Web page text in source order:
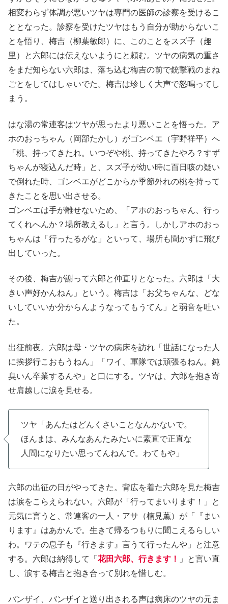
相変わらず体調が悪いツヤは専門の医師の診察を受けるこ
ととなった。診察を受けたツヤはもう自分が助からないこ
とを悟り、梅吉（柳葉敏郎）に、このことをスズ子（趣
里）と六郎には伝えないようにと頼む。ツヤの病気の重さ
をまだ知らない六郎は、落ち込む梅吉の前で銃撃戦のまね
ごとをしてはしゃいでた。梅吉は珍しく大声で怒鳴ってし
まう。
はな湯の常連客はツヤが思ったより悪いことを悟った。ア
ホのおっちゃん（岡部たかし）がゴンベエ（宇野祥平）へ
「桃、持ってきたれ。いつぞや桃、持ってきたやろ？すず
ちゃんが寝込んだ時」と、スズ子が幼い時に百日咳の疑い
で倒れた時、ゴンベエがどこからか季節外れの桃を持って
きたことを思い出させる。
ゴンベエは手が離せないため、「アホのおっちゃん、行っ
てくれへんか？場所教えるし」と言う。しかしアホのおっ
ちゃんは「行ったるがな」といって、場所も聞かずに飛び
出していった。
その後、梅吉が謝って六郎と仲直りとなった。六郎は「大
きい声好かんねん」という。梅吉は「お父ちゃんな、どな
いしていいか分からんようなってもうてん」と弱音を吐い
た。
出征前夜。六郎は母・ツヤの病床を訪れ「世話になった人
に挨拶行こおもうねん」「ワイ、軍隊では頑張るねん。鈍
臭いん卒業するんや」と口にする。ツヤは、六郎を抱き寄
せ肩越しに涙を見せる。
ツヤ「あんたはどんくさいことなんかないで。
ほんまは、みんなあんたみたいに素直で正直な
人間になりたい思ってんねんで。わてもや」
六郎の出征の日がやってきた。背広を着た六郎を見た梅吉
は涙をこらえられない。六郎が「行ってまいります！」と
元気に言うと、常連客の一人・アサ（楠見薫）が「『まい
ります』はあかんで。生きて帰るつもりに聞こえるらしい
わ。ワテの息子も『行きます』言うて行ったんや」と注意
する。六郎は納得して「 花田六郎、行きます！
」と言い直
し、涙する梅吉と抱き合って別れを惜しむ。
バンザイ、バンザイと送り出される声は病床のツヤの元ま